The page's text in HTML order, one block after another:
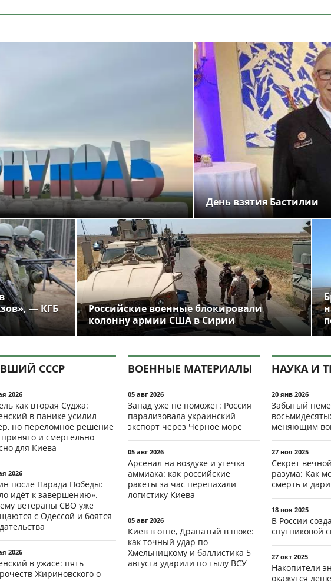
День взятия Бастилии
— КГБ
Российские военные блокировали
колонну армии США в Сирии
СССР
2026
как вторая Суджа:
в панике усилил
но переломное решение
и смертельно
для Киева
2026
после Парада Победы:
идёт к завершению».
ветераны СВО уже
с Одессой и боятся
2026
в ужасе: пять
Жириновского о
ВОЕННЫЕ МАТЕРИАЛЫ
05 авг 2026
Запад уже не поможет: Россия
парализовала украинский
экспорт через Чёрное море
05 авг 2026
Арсенал на воздухе и утечка
аммиака: как российские
ракеты за час перепахали
логистику Киева
05 авг 2026
Киев в огне, Драпатый в шоке:
как точный удар по
Хмельницкому и баллистика 5
августа ударили по тылу ВСУ
НАУКА И
20 янв 2026
Забытый
меняющим
27 ноя 2025
Секрет
разума: Как
смерть и
18 ноя 2025
В России
спутниковой
27 окт 2025
Накопители
окажутся